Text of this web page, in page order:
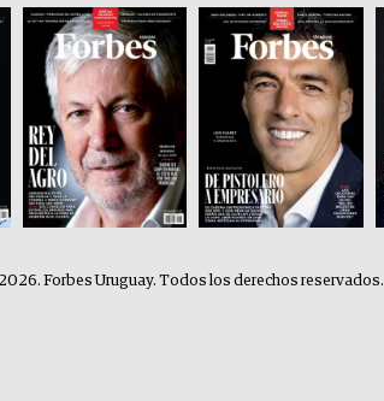
Forbes Uruguay. Todos los derechos reservados.